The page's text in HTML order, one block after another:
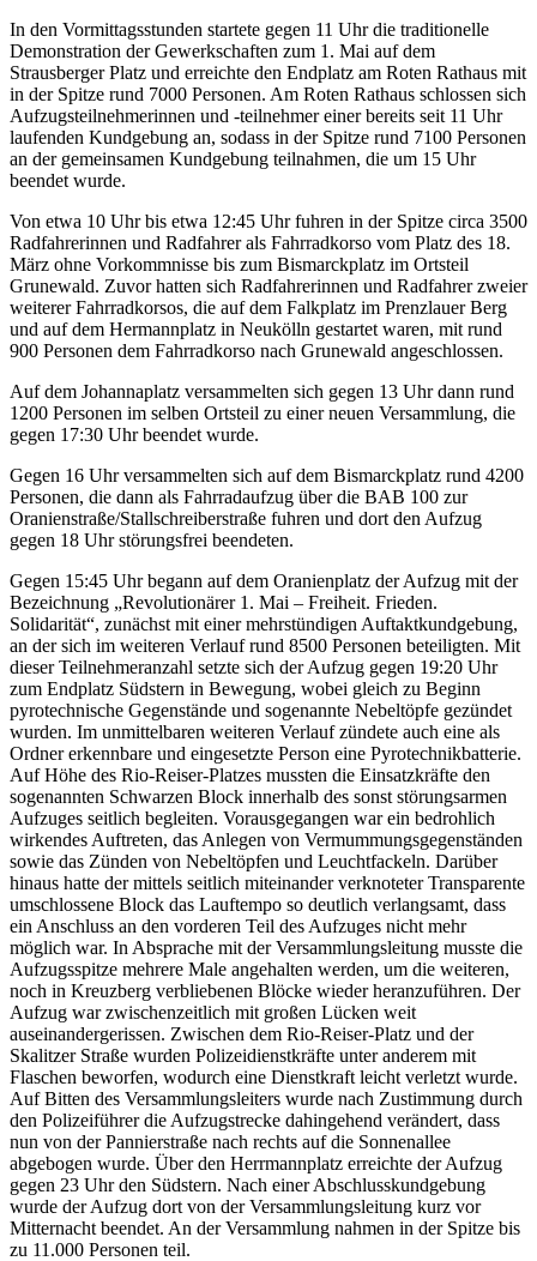
In den Vormittagsstunden startete gegen 11 Uhr die traditionelle
Demonstration der Gewerkschaften zum 1. Mai auf dem
Strausberger Platz und erreichte den Endplatz am Roten Rathaus mit
in der Spitze rund 7000 Personen. Am Roten Rathaus schlossen sich
Aufzugsteilnehmerinnen und -teilnehmer einer bereits seit 11 Uhr
laufenden Kundgebung an, sodass in der Spitze rund 7100 Personen
an der gemeinsamen Kundgebung teilnahmen, die um 15 Uhr
beendet wurde.
Von etwa 10 Uhr bis etwa 12:45 Uhr fuhren in der Spitze circa 3500
Radfahrerinnen und Radfahrer als Fahrradkorso vom Platz des 18.
März ohne Vorkommnisse bis zum Bismarckplatz im Ortsteil
Grunewald. Zuvor hatten sich Radfahrerinnen und Radfahrer zweier
weiterer Fahrradkorsos, die auf dem Falkplatz im Prenzlauer Berg
und auf dem Hermannplatz in Neukölln gestartet waren, mit rund
900 Personen dem Fahrradkorso nach Grunewald angeschlossen.
Auf dem Johannaplatz versammelten sich gegen 13 Uhr dann rund
1200 Personen im selben Ortsteil zu einer neuen Versammlung, die
gegen 17:30 Uhr beendet wurde.
Gegen 16 Uhr versammelten sich auf dem Bismarckplatz rund 4200
Personen, die dann als Fahrradaufzug über die BAB 100 zur
Oranienstraße/Stallschreiberstraße fuhren und dort den Aufzug
gegen 18 Uhr störungsfrei beendeten.
Gegen 15:45 Uhr begann auf dem Oranienplatz der Aufzug mit der
Bezeichnung „Revolutionärer 1. Mai – Freiheit. Frieden.
Solidarität“, zunächst mit einer mehrstündigen Auftaktkundgebung,
an der sich im weiteren Verlauf rund 8500 Personen beteiligten. Mit
dieser Teilnehmeranzahl setzte sich der Aufzug gegen 19:20 Uhr
zum Endplatz Südstern in Bewegung, wobei gleich zu Beginn
pyrotechnische Gegenstände und sogenannte Nebeltöpfe gezündet
wurden. Im unmittelbaren weiteren Verlauf zündete auch eine als
Ordner erkennbare und eingesetzte Person eine Pyrotechnikbatterie.
Auf Höhe des Rio-Reiser-Platzes mussten die Einsatzkräfte den
sogenannten Schwarzen Block innerhalb des sonst störungsarmen
Aufzuges seitlich begleiten. Vorausgegangen war ein bedrohlich
wirkendes Auftreten, das Anlegen von Vermummungsgegenständen
sowie das Zünden von Nebeltöpfen und Leuchtfackeln. Darüber
hinaus hatte der mittels seitlich miteinander verknoteter Transparente
umschlossene Block das Lauftempo so deutlich verlangsamt, dass
ein Anschluss an den vorderen Teil des Aufzuges nicht mehr
möglich war. In Absprache mit der Versammlungsleitung musste die
Aufzugsspitze mehrere Male angehalten werden, um die weiteren,
noch in Kreuzberg verbliebenen Blöcke wieder heranzuführen. Der
Aufzug war zwischenzeitlich mit großen Lücken weit
auseinandergerissen. Zwischen dem Rio-Reiser-Platz und der
Skalitzer Straße wurden Polizeidienstkräfte unter anderem mit
Flaschen beworfen, wodurch eine Dienstkraft leicht verletzt wurde.
Auf Bitten des Versammlungsleiters wurde nach Zustimmung durch
den Polizeiführer die Aufzugstrecke dahingehend verändert, dass
nun von der Pannierstraße nach rechts auf die Sonnenallee
abgebogen wurde. Über den Herrmannplatz erreichte der Aufzug
gegen 23 Uhr den Südstern. Nach einer Abschlusskundgebung
wurde der Aufzug dort von der Versammlungsleitung kurz vor
Mitternacht beendet. An der Versammlung nahmen in der Spitze bis
zu 11.000 Personen teil.